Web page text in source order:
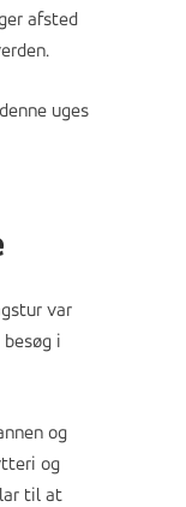
afsted
uges
var
i
og
og
til at